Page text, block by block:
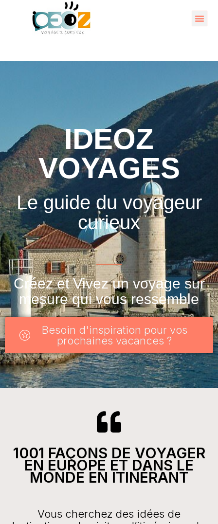
IDEOZ
VOYAGES
Le guide du voyageur
curieux
Créez et Vivez un voyage sur
mesure qui vous ressemble
Besoin d'inspiration pour vos
prochaines vacances ?
1001 FAÇONS DE VOYAGER
EN EUROPE ET DANS LE
MONDE EN ITINÉRANT
Vous cherchez des idées de